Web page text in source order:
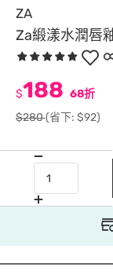
ZA
Za緞漾水潤唇
$188 68折
$280(省下: $92)